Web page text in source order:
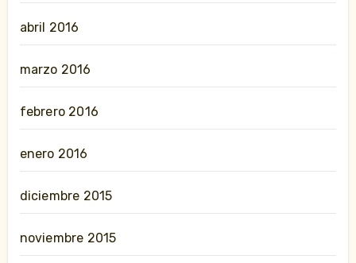
abril 2016
marzo 2016
febrero 2016
enero 2016
diciembre 2015
noviembre 2015